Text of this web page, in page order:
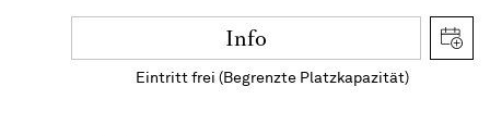
Info
Eintritt frei (Begrenzte Platzkapazität)